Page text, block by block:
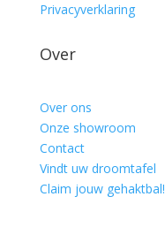
Privacyverklaring
Over
Over ons
Onze showroom
Contact
Vindt uw droomtafel
Claim jouw gehaktbal!